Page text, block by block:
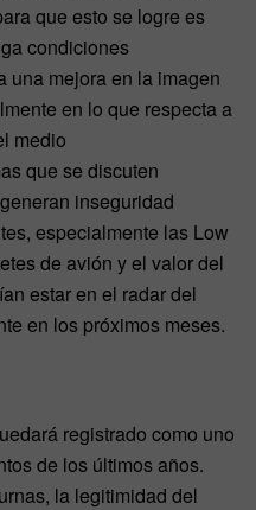
que esto se logre es
condiciones
una mejora en la imagen
en lo que respecta a
medio
que se discuten
inseguridad
especialmente las Low
de avión y el valor del
estar en el radar del
en los próximos meses.
registrado como uno
de los últimos años.
la legitimidad del